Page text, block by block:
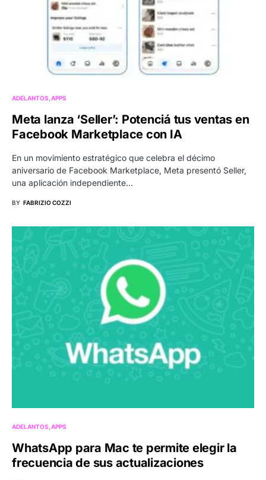
ADELANTOS APPS
Meta lanza ‘Seller’: Potenciá tus ventas en
Facebook Marketplace con IA
En un movimiento estratégico que celebra el décimo
aniversario de Facebook Marketplace, Meta presentó Seller,
una aplicación independiente…
BY FABRIZIO COZZI
ADELANTOS APPS
WhatsApp para Mac te permite elegir la
frecuencia de sus actualizaciones